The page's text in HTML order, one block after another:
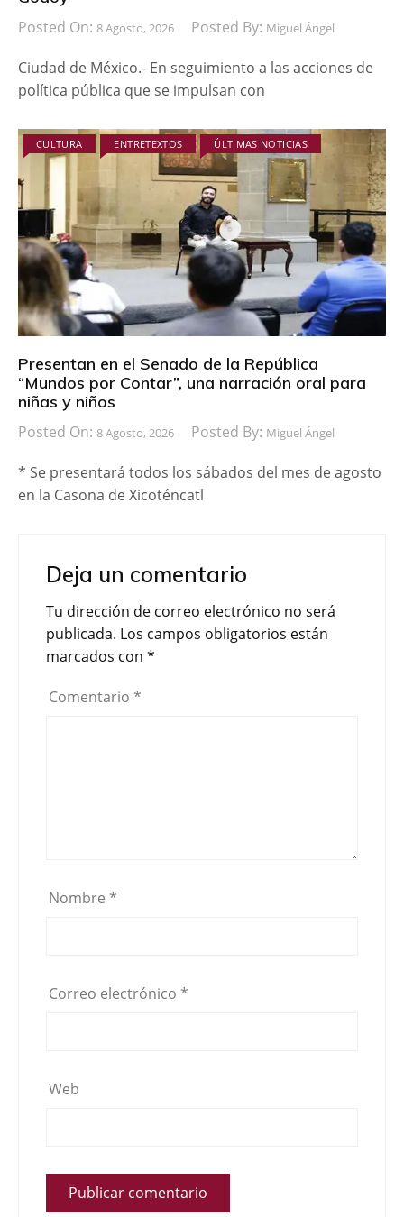
Posted On: 8 Agosto, 2026 Posted By: Miguel Ángel
Ciudad de México.- En seguimiento a las acciones de
política pública que se impulsan con
CULTURA ENTRETEXTOS ÚLTIMAS NOTICIAS
Presentan en el Senado de la República
“Mundos por Contar”, una narración oral para
niñas y niños
Posted On: 8 Agosto, 2026 Posted By: Miguel Ángel
* Se presentará todos los sábados del mes de agosto
en la Casona de Xicoténcatl
Deja un comentario
Tu dirección de correo electrónico no será
publicada. Los campos obligatorios están
marcados con *
Comentario *
Nombre *
Correo electrónico *
Web